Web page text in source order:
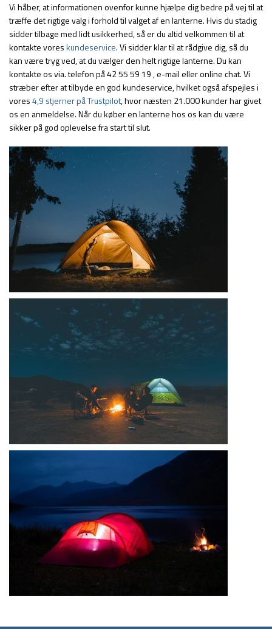
Vi håber, at informationen ovenfor kunne hjælpe dig bedre på vej til at
træffe det rigtige valg i forhold til valget af en lanterne. Hvis du stadig
sidder tilbage med lidt usikkerhed, så er du altid velkommen til at
kontakte voreskundeservice. Vi sidder klar til at rådgive dig, så du
kan være tryg ved, at du vælger den helt rigtige lanterne. Du kan
kontakte os via. telefon på 42 55 59 19 , e-mail eller online chat. Vi
stræber efter at tilbyde en god kundeservice, hvilket også afspejles i
vores4,9 stjerner på Trustpilot, hvor næsten 21.000 kunder har givet
os en anmeldelse. Når du køber en lanterne hos os kan du være
sikker på god oplevelse fra start til slut.